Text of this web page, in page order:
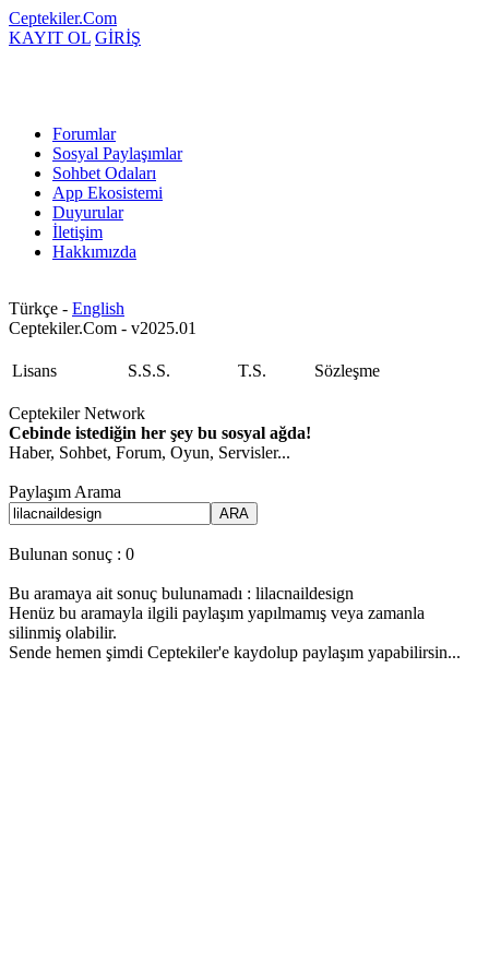
Ceptekiler.Com
KAYIT OL GİRİŞ
Forumlar
Sosyal Paylaşımlar
Sohbet Odaları
App Ekosistemi
Duyurular
İletişim
Hakkımızda
Türkçe - English
Ceptekiler.Com - v2025.01
Lisans S.S.S. T.S. Sözleşme
Ceptekiler Network
Cebinde istediğin her şey bu sosyal ağda!
Haber, Sohbet, Forum, Oyun, Servisler...
Paylaşım Arama
ARA
Bulunan sonuç : 0
Bu aramaya ait sonuç bulunamadı : lilacnaildesign
Henüz bu aramayla ilgili paylaşım yapılmamış veya zamanla
silinmiş olabilir.
Sende hemen şimdi Ceptekiler'e kaydolup paylaşım yapabilirsin...